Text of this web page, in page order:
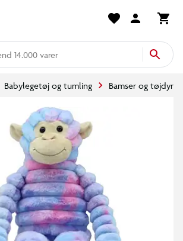
14.000 varer
Babylegetøj og tumling Bamser og tøjdyr